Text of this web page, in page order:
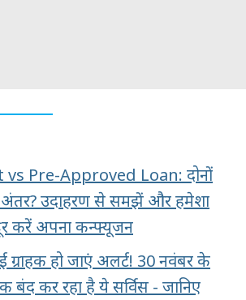
Pre-Approved Loan: दोनों
अंतर? उदाहरण से समझें और हमेशा
करें अपना कन्फ्यूजन
हो जाएं अलर्ट! 30 नवंबर के
बंद कर रहा है ये सर्विस - जानिए